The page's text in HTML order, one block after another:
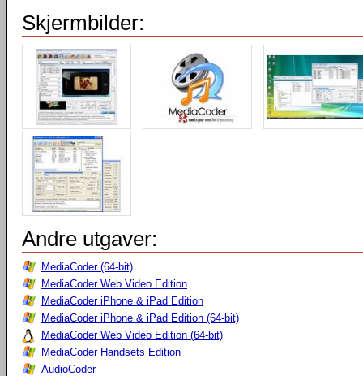
Skjermbilder:
Andre utgaver:
MediaCoder (64-bit)
MediaCoder Web Video Edition
MediaCoder iPhone & iPad Edition
MediaCoder iPhone & iPad Edition (64-bit)
MediaCoder Web Video Edition (64-bit)
MediaCoder Handsets Edition
AudioCoder